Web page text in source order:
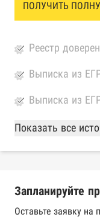
ПОЛУЧИТЬ
Реестр
Выписка из
Выписка из
База Росстата
Реестры
Реестр
Федерального
Показать все
Запланируйте
Оставьте заявку на